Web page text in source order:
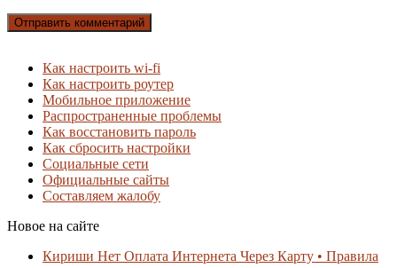
Как настроить wi-fi
Как настроить роутер
Мобильное приложение
Распространенные проблемы
Как восстановить пароль
Как сбросить настройки
Социальные сети
Официальные сайты
Составляем жалобу
Новое на сайте
Кириши Нет Оплата Интернета Через Карту • Правила